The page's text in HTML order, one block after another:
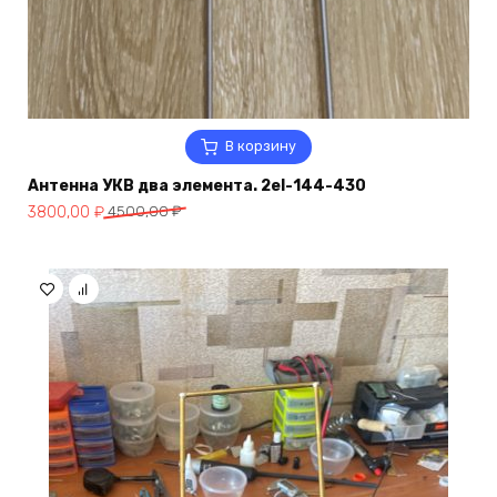
В корзину
Антенна УКВ два элемента. 2el-144-430
4500,00₽
Первоначальная
4500,00 ₽.
3800,00 ₽
Текущая